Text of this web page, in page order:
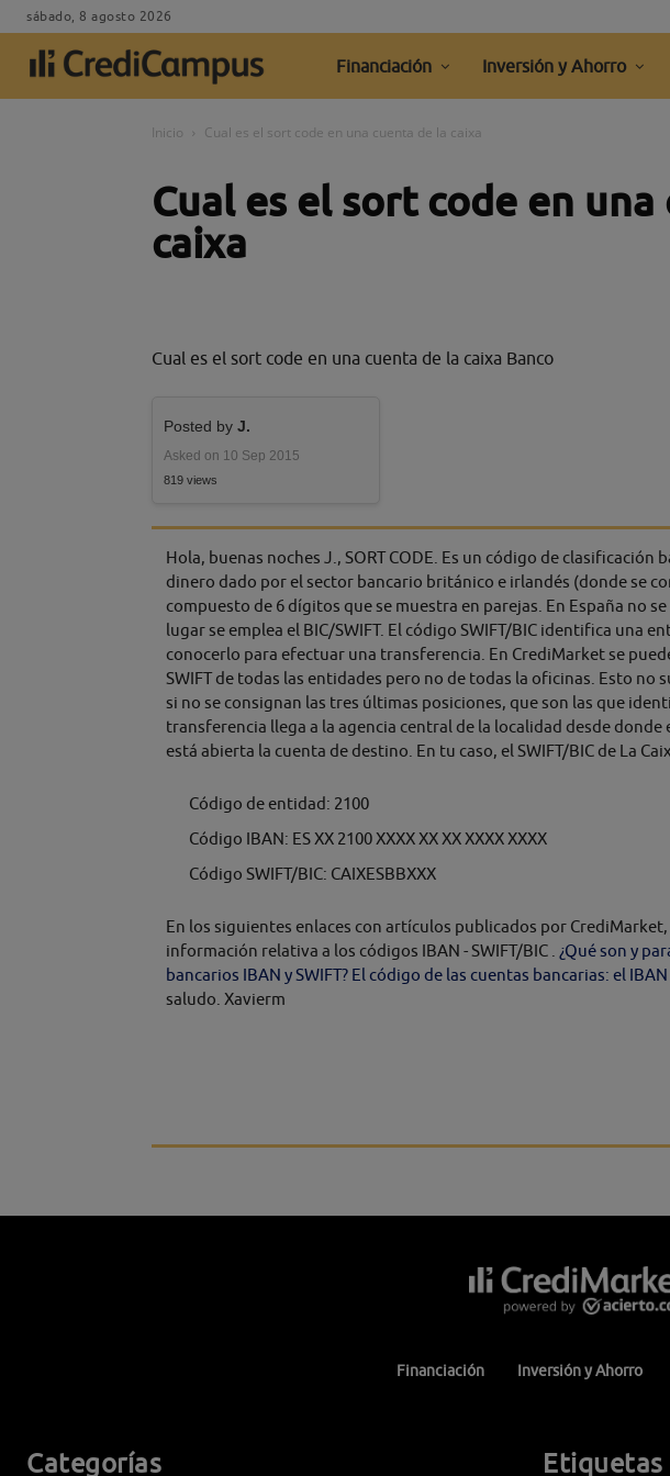
sábado, 8 agosto 2026
Financiación Inversión y Ahorro
Inicio Cual es el sort code en una cuenta de la caixa
Cual es el sort code en
caixa
Cual es el sort code en una cuenta de la caixa Banco
Posted by J.
Asked on 10 Sep 2015
819 views
Hola, buenas noches J., SORT CODE. Es un código de clasificación
dinero dado por el sector bancario británico e irlandés (donde se
compuesto de 6 dígitos que se muestra en parejas. En España no
lugar se emplea el BIC/SWIFT. El código SWIFT/BIC identifica una
conocerlo para efectuar una transferencia. En CrediMarket se
SWIFT de todas las entidades pero no de todas la oficinas. Esto no
si no se consignan las tres últimas posiciones, que son las que
transferencia llega a la agencia central de la localidad desde donde
está abierta la cuenta de destino. En tu caso, el SWIFT/BIC de La
Código de entidad: 2100
Código IBAN: ES XX 2100 XXXX XX XX XXXX XXXX
Código SWIFT/BIC: CAIXESBBXXX
En los siguientes enlaces con artículos publicados por
información relativa a los códigos IBAN - SWIFT/BIC . ¿Qué son y
bancarios IBAN y SWIFT? El código de las cuentas bancarias: el
saludo. Xavierm
Financiación Inversión y Ahorro
Categorías Etiquetas